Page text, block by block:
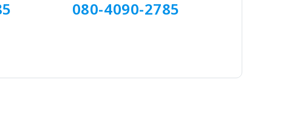
080-4090-2785